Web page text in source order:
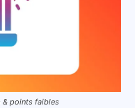
& points faibles